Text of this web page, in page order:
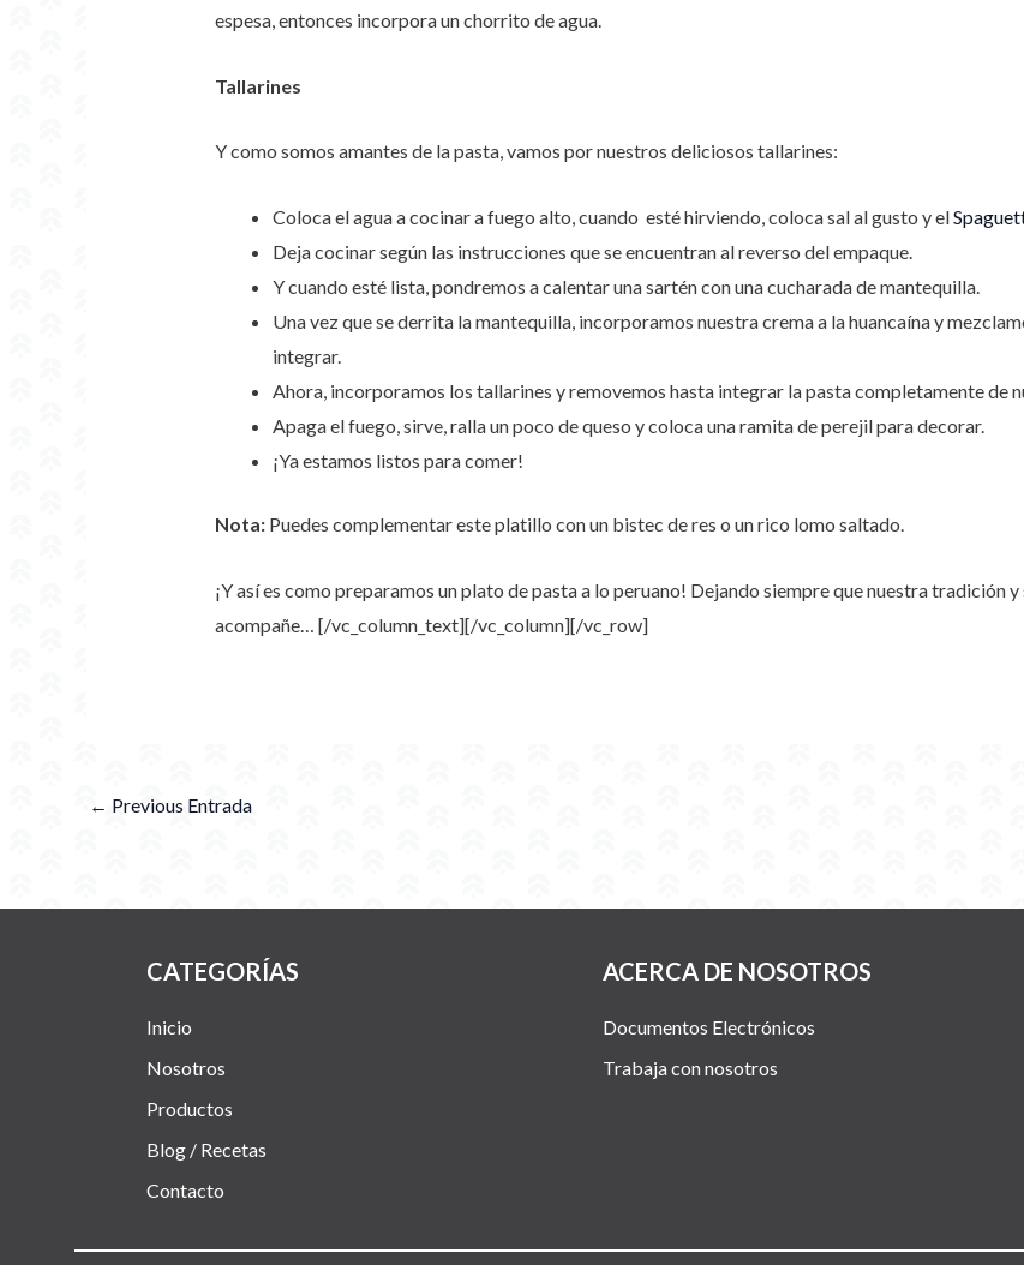
espesa, entonces incorpora un chorrito de agua.
Tallarines
Y como somos amantes de la pasta, vamos por nuestros deliciosos tallarines:
Coloca el agua a cocinar a fuego alto, cuando esté hirviendo, coloca sal al gusto y el
Deja cocinar según las instrucciones que se encuentran al reverso del empaque.
Y cuando esté lista, pondremos a calentar una sartén con una cucharada de mantequilla.
Una vez que se derrita la mantequilla, incorporamos nuestra crema a la huancaína y
integrar.
Ahora, incorporamos los tallarines y removemos hasta integrar la pasta completamente de
Apaga el fuego, sirve, ralla un poco de queso y coloca una ramita de perejil para decorar.
¡Ya estamos listos para comer!
Nota:Puedes complementar este platillo con un bistec de res o un rico lomo saltado.
¡Y así es como preparamos un plato de pasta a lo peruano! Dejando siempre que nuestra tradición
acompañe… [/vc_column_text][/vc_column][/vc_row]
← Previous Entrada
CATEGORÍAS
Inicio
Nosotros
Productos
Blog / Recetas
Contacto
ACERCA DE NOSOTROS
Documentos Electrónicos
Trabaja con nosotros